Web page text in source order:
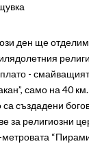
ден ще
плато -
само на 40
са създадени
за религиозни
метровата